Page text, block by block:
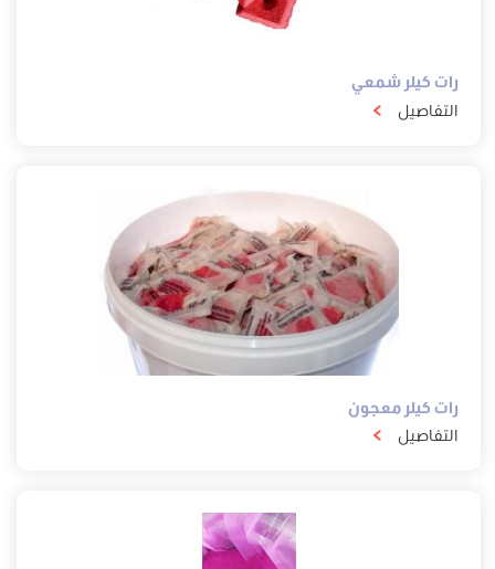
رات كيلر شمعي
التفاصيل
رات كيلر معجون
التفاصيل